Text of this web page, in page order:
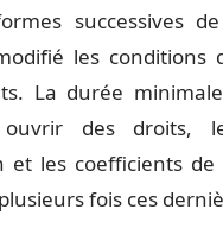
successives de
les conditions
La durée minimale
des droits,
et les coefficients de
fois ces